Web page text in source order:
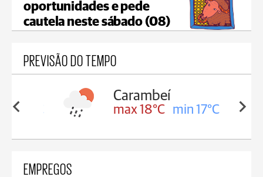
oportunidades e pede
cautela neste sábado (08)
PREVISÃO DO TEMPO
18°C
Carambeí
max 18°C min 17°C
EMPREGOS